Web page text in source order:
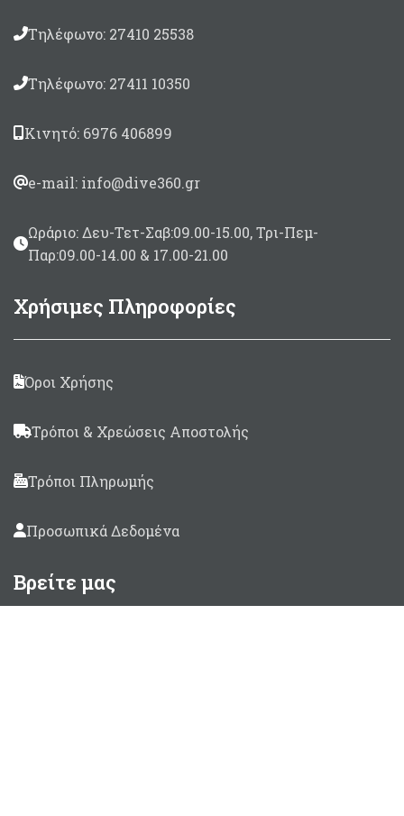
Τηλέφωνο: 27410 25538
Τηλέφωνο: 27411 10350
Κινητό: 6976 406899
e-mail: info@dive360.gr
Ωράριο: Δευ-Τετ-Σαβ:09.00-15.00, Τρι-Πεμ-
Παρ:09.00-14.00 & 17.00-21.00
Χρήσιμες Πληροφορίες
Όροι Χρήσης
Τρόποι & Χρεώσεις Αποστολής
Τρόποι Πληρωμής
Προσωπικά Δεδομένα
Βρείτε μας